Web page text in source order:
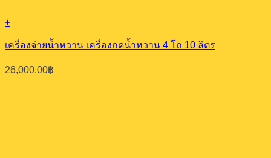
+
เครื่องจ่ายน้ำหวาน เครื่องกดน้ำหวาน 4 โถ 10 ลิตร
26,000.00฿